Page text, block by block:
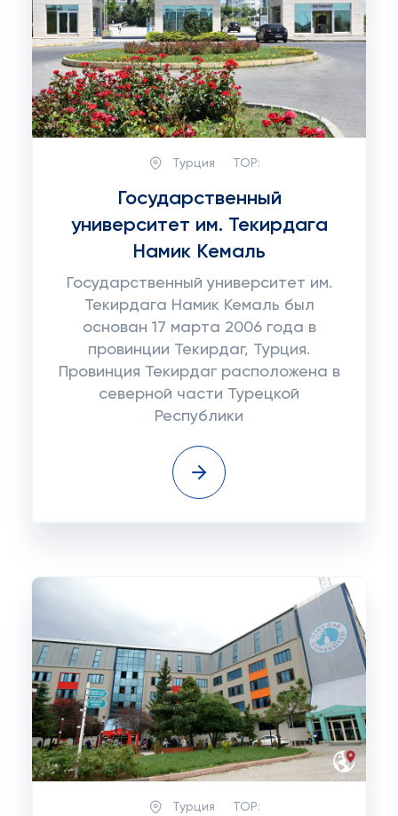
Турция TOP:
Государственный
университет им. Текирдага
Намик Кемаль
Государственный университет им.
Текирдага Намик Кемаль был
основан 17 марта 2006 года в
провинции Текирдаг, Турция.
Провинция Текирдаг расположена в
северной части Турецкой
Республики
Турция TOP: